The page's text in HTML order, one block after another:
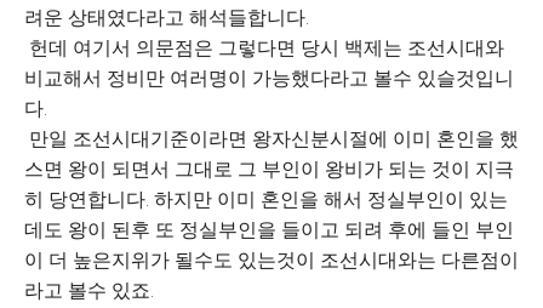
려운 상태였다라고 해석들합니다.
헌데 여기서 의문점은 그렇다면 당시 백제는 조선시대와
비교해서 정비만 여러명이 가능했다라고 볼수 있슬것입니
다.
만일 조선시대기준이라면 왕자신분시절에 이미 혼인을 했
스면 왕이 되면서 그대로 그 부인이 왕비가 되는 것이 지극
히 당연합니다. 하지만 이미 혼인을 해서 정실부인이 있는
데도 왕이 된후 또 정실부인을 들이고 되려 후에 들인 부인
이 더 높은지위가 될수도 있는것이 조선시대와는 다른점이
라고 볼수 있죠.